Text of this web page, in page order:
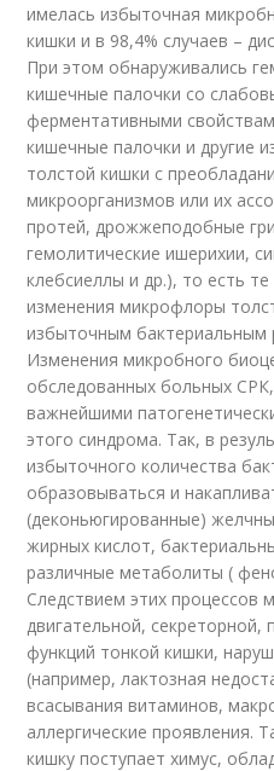
имелась избыточная
кишки и в 98,4% случаев –
При этом обнаруживались
кишечные палочки со
ферментативными
кишечные палочки и другие
толстой кишки с
микроорганизмов или их
протей, дрожжеподобные
гемолитические ишерихии,
клебсиеллы и др.), то есть
изменения микрофлоры
избыточным бактериальным
Изменения микробного
обследованных больных
важнейшими
этого синдрома. Так, в
избыточного количества
образовываться и
(деконьюгированные)
жирных кислот,
различные метаболиты (
Следствием этих процессов
двигательной, секреторной,
функций тонкой кишки,
(например, лактозная
всасывания витаминов,
аллергические проявления.
кишку поступает химус,